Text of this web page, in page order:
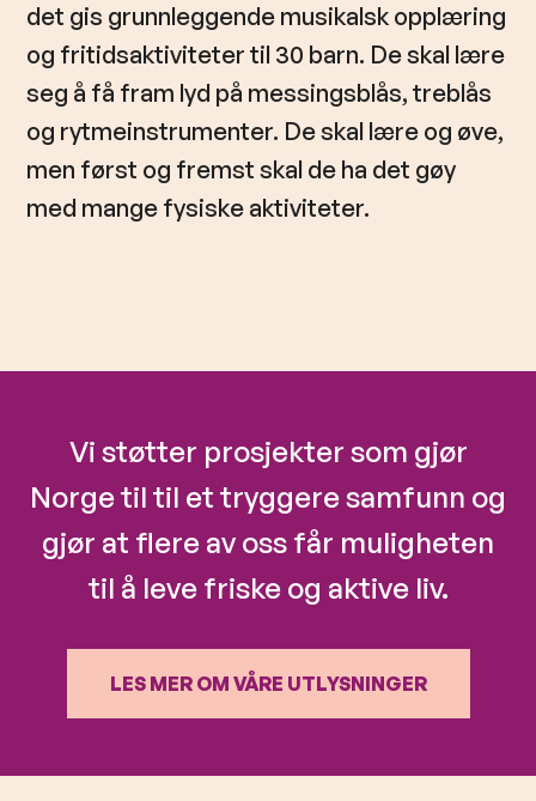
det gis grunnleggende musikalsk opplæring
og fritidsaktiviteter til 30 barn. De skal lære
seg å få fram lyd på messingsblås, treblås
og rytmeinstrumenter. De skal lære og øve,
men først og fremst skal de ha det gøy
med mange fysiske aktiviteter.
Vi støtter prosjekter som gjør
Norge til til et tryggere samfunn og
gjør at flere av oss får muligheten
til å leve friske og aktive liv.
LES MER OM VÅRE UTLYSNINGER